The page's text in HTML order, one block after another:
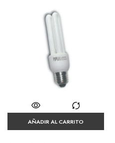
AÑADIR AL CARRITO